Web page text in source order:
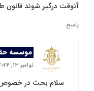
آنوقت درگیر شوند
پاسخ
موسسه
نوامبر 13, 2024 1:26 ب.ظ
سلام بحث در